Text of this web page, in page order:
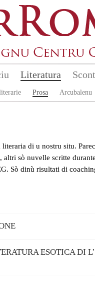
Literatura
Prosa Arcubalenu
di u nostru situ.
sò nuvelle scritte
Sò dinù risultati di
ESOTICA DI